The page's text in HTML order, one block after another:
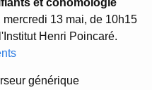
et cohomologie
mercredi 13 mai, de 10h15
Henri Poincaré.
générique